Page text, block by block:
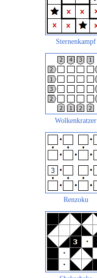
Sternenkampf
Wolkenkratzer
Renzoku